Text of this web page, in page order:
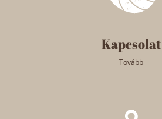
Kapcsolat
Tovább